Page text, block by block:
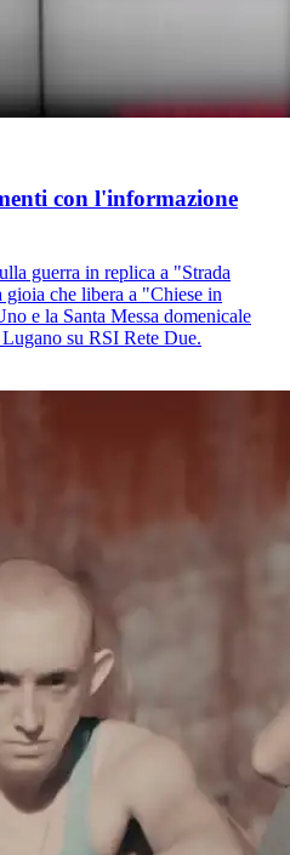
con l'informazione
guerra in replica a "Strada
che libera a "Chiese in
e la Santa Messa domenicale
su RSI Rete Due.